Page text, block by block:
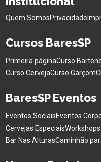
Quem SomosPrivacidade
Cursos BaresSP
Primeira páginaCurso
Curso CervejaCurso Garçom
BaresSP Eventos
Eventos SociaisEventos
Cervejas Especiais
Bar Nas AlturasCaminhão